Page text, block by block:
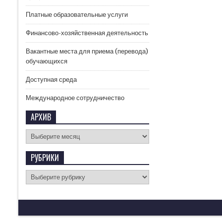
Платные образовательные услуги
Финансово-хозяйственная деятельность
Вакантные места для приема (перевода)
обучающихся
Доступная среда
Международное сотрудничество
АРХИВ
РУБРИКИ